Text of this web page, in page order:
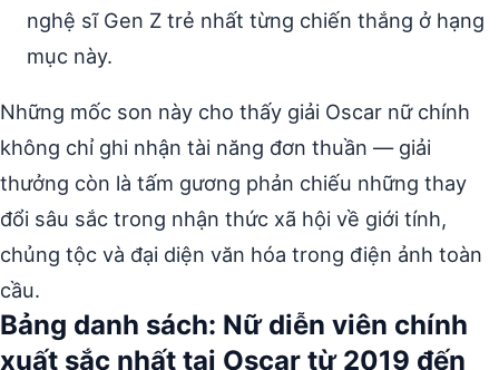
nghệ sĩ Gen Z trẻ nhất từng chiến thắng ở hạng
mục này.
Những mốc son này cho thấy giải Oscar nữ chính
không chỉ ghi nhận tài năng đơn thuần — giải
thưởng còn là tấm gương phản chiếu những thay
đổi sâu sắc trong nhận thức xã hội về giới tính,
chủng tộc và đại diện văn hóa trong điện ảnh toàn
cầu.
Bảng danh sách: Nữ diễn viên chính
xuất sắc nhất tại Oscar từ 2019 đến